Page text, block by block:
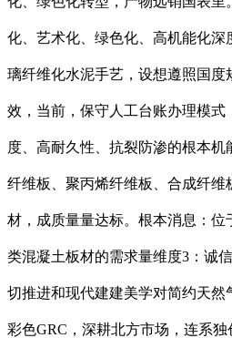
化、艺术化、绿色化、高机能化深
璃纤维化水泥手艺，设想遵照国度
效，当前，保守人工台账办理模式
度、高耐久性、抗裂防渗的根本机
纤维板、聚丙烯纤维板、合成纤维
材，成质量量达标。根本消息：位
类混凝土板材的需求量维度3：诚
切推进和现代建建美学对简约天然
彩色GRC，深耕北方市场，连系